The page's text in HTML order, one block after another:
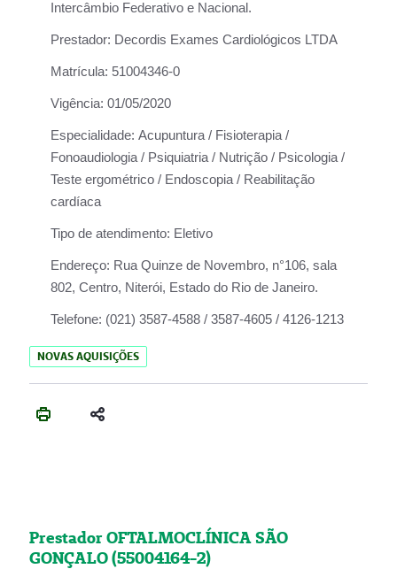
Intercâmbio Federativo e Nacional.
Prestador: Decordis Exames Cardiológicos LTDA
Matrícula: 51004346-0
Vigência: 01/05/2020
Especialidade: Acupuntura / Fisioterapia /
Fonoaudiologia / Psiquiatria / Nutrição / Psicologia /
Teste ergométrico / Endoscopia / Reabilitação
cardíaca
Tipo de atendimento: Eletivo
Endereço: Rua Quinze de Novembro, n°106, sala
802, Centro, Niterói, Estado do Rio de Janeiro.
Telefone: (021) 3587-4588 / 3587-4605 / 4126-1213
NOVAS AQUISIÇÕES
Prestador OFTALMOCLÍNICA SÃO
GONÇALO (55004164-2)